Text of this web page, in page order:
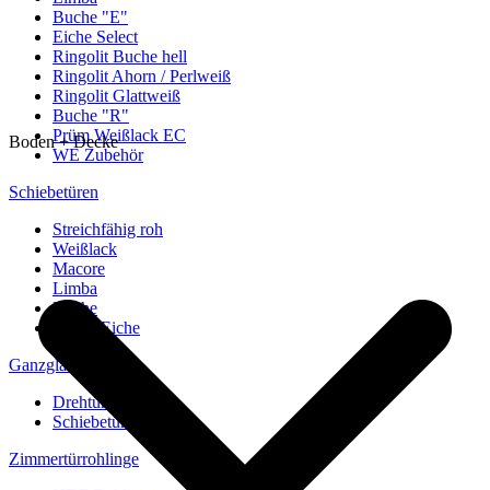
Buche "E"
Eiche Select
Ringolit Buche hell
Ringolit Ahorn / Perlweiß
Ringolit Glattweiß
Buche "R"
Prüm Weißlack EC
WE Zubehör
Schiebetüren
Streichfähig roh
Weißlack
Macore
Limba
Buche
europ. Eiche
Ganzglastüren
Drehtüren
Schiebetüren
Zimmertürrohlinge
Boden + Decke